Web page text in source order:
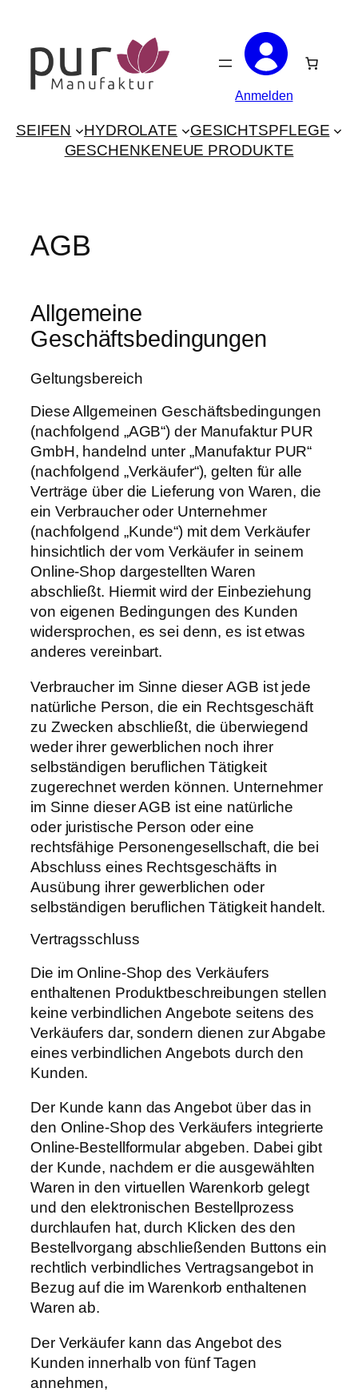
springen
Anmelden
SEIFEN HYDROLATE
GESICHTSPFLEGE
GESCHENKENEUE PRODUKTE
AGB
Allgemeine
Geschäftsbedingungen
Geltungsbereich
Diese Allgemeinen Geschäftsbedingungen
(nachfolgend „AGB“) der Manufaktur PUR
GmbH, handelnd unter „Manufaktur PUR“
(nachfolgend „Verkäufer“), gelten für alle
Verträge über die Lieferung von Waren, die
ein Verbraucher oder Unternehmer
(nachfolgend „Kunde“) mit dem Verkäufer
hinsichtlich der vom Verkäufer in seinem
Online-Shop dargestellten Waren
abschließt. Hiermit wird der Einbeziehung
von eigenen Bedingungen des Kunden
widersprochen, es sei denn, es ist etwas
anderes vereinbart.
Verbraucher im Sinne dieser AGB ist jede
natürliche Person, die ein Rechtsgeschäft
zu Zwecken abschließt, die überwiegend
weder ihrer gewerblichen noch ihrer
selbständigen beruflichen Tätigkeit
zugerechnet werden können. Unternehmer
im Sinne dieser AGB ist eine natürliche
oder juristische Person oder eine
rechtsfähige Personengesellschaft, die bei
Abschluss eines Rechtsgeschäfts in
Ausübung ihrer gewerblichen oder
selbständigen beruflichen Tätigkeit handelt.
Vertragsschluss
Die im Online-Shop des Verkäufers
enthaltenen Produktbeschreibungen stellen
keine verbindlichen Angebote seitens des
Verkäufers dar, sondern dienen zur Abgabe
eines verbindlichen Angebots durch den
Kunden.
Der Kunde kann das Angebot über das in
den Online-Shop des Verkäufers integrierte
Online-Bestellformular abgeben. Dabei gibt
der Kunde, nachdem er die ausgewählten
Waren in den virtuellen Warenkorb gelegt
und den elektronischen Bestellprozess
durchlaufen hat, durch Klicken des den
Bestellvorgang abschließenden Buttons ein
rechtlich verbindliches Vertragsangebot in
Bezug auf die im Warenkorb enthaltenen
Waren ab.
Der Verkäufer kann das Angebot des
Kunden innerhalb von fünf Tagen
annehmen,